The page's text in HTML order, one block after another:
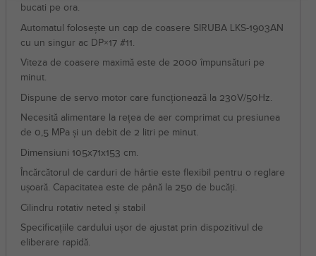
bucati pe ora.
Automatul folosește un cap de coasere SIRUBA LKS-1903AN
cu un singur ac DP×17 #11.
Viteza de coasere maximă este de 2000 împunsături pe
minut.
Dispune de servo motor care funcționează la 230V/50Hz.
Necesită alimentare la rețea de aer comprimat cu presiunea
de 0,5 MPa și un debit de 2 litri pe minut.
Dimensiuni 105x71x153 cm.
Încărcătorul de carduri de hârtie este flexibil pentru o reglare
ușoară. Capacitatea este de până la 250 de bucăți.
Cilindru rotativ neted și stabil
Specificațiile cardului ușor de ajustat prin dispozitivul de
eliberare rapidă.